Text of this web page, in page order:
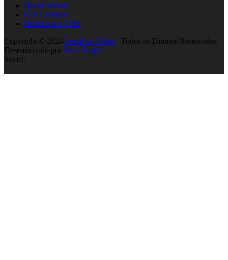
Quem Somos
Fale Conosco
Notícias do Vôlei
Copyright © 2024 Jornal do Vôlei - Todos os Direitos Reservados.
Desenvolvido por Pixel Project
Social: